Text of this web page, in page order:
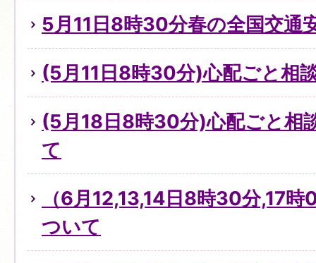
5月11日8時30分春の全国交通
(5月11日8時30分)心配ごと相
(5月18日8時30分)心配ごと相
て
（6月12,13,14日8時30分,17
ついて